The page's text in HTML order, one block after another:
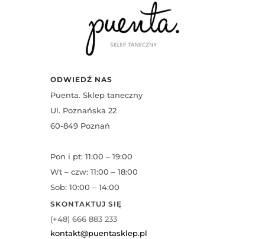
ODWIEDŹ NAS
Puenta. Sklep taneczny
Ul. Poznańska 22
60-849 Poznań
Pon i pt: 11:00 – 19:00
Wt – czw: 11:00 – 18:00
Sob: 10:00 – 14:00
SKONTAKTUJ SIĘ
(+48) 666 883 233
kontakt@puentasklep.pl